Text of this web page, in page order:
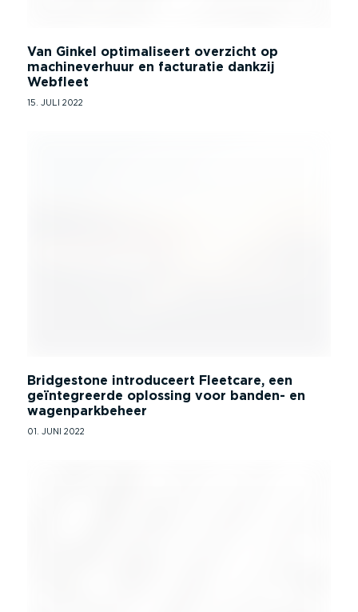
Van Ginkel optimaliseert overzicht op
machineverhuur en facturatie dankzij
Webfleet
15. JULI 2022
Bridgestone introduceert Fleetcare, een
geïntegreerde oplossing voor banden- en
wagenparkbeheer
01. JUNI 2022